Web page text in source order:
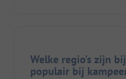
Welke regio's zijn
populair bij